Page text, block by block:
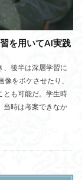
を用いてAI実践
、後半は深層学習に
をボケさせたり、
とも可能だ。学生時
当時は考案できなか